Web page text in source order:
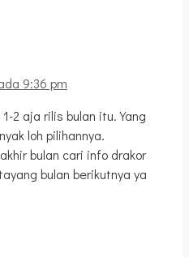
9:36 pm
2 aja rilis bulan itu. Yang
loh pilihannya.
bulan cari info drakor
bulan berikutnya ya